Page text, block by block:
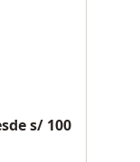
s/ 100